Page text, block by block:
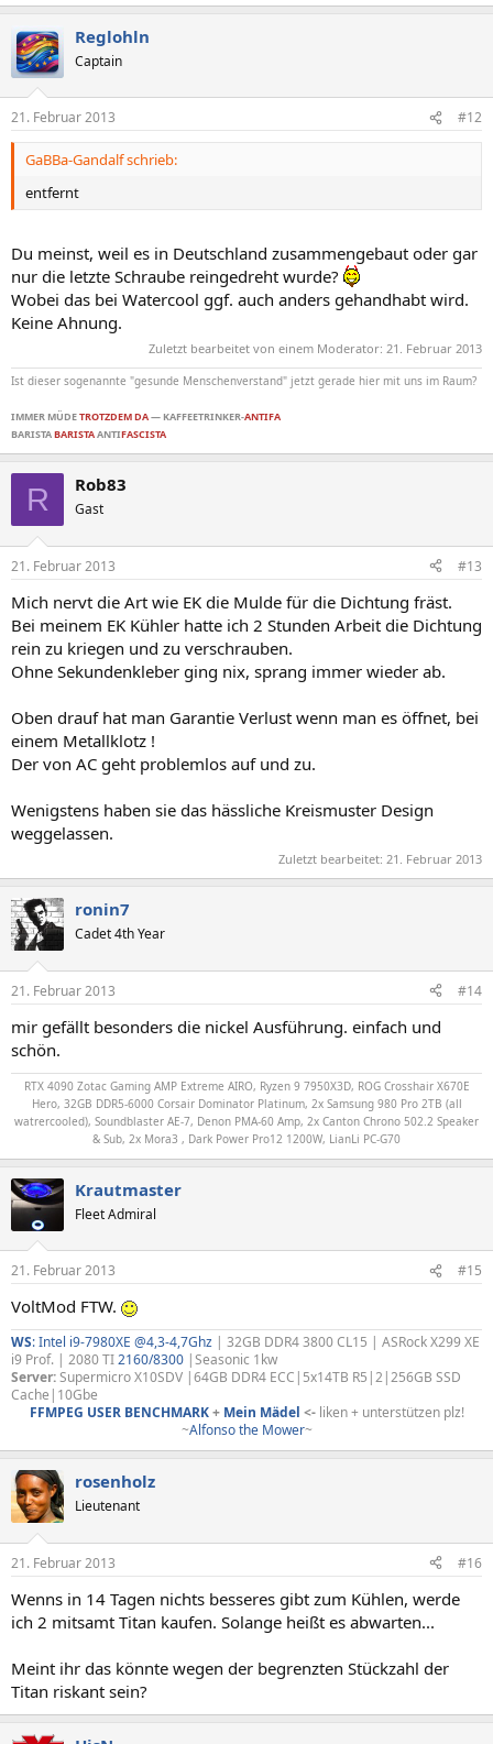
Reglohln
Captain
21. Februar 2013 #12
GaBBa-Gandalf schrieb:
entfernt
Du meinst, weil es in Deutschland zusammengebaut oder gar
nur die letzte Schraube reingedreht wurde?
Wobei das bei Watercool ggf. auch anders gehandhabt wird.
Keine Ahnung.
Zuletzt bearbeitet von einem Moderator: 21. Februar 2013
Ist dieser sogenannte "gesunde Menschenverstand" jetzt gerade hier mit uns im Raum?
IMMER MÜDETROTZDEM DA— KAFFEETRINKER-ANTIFA
BARISTABARISTAANTIFASCISTA
R Rob83
Gast
21. Februar 2013 #13
Mich nervt die Art wie EK die Mulde für die Dichtung fräst.
Bei meinem EK Kühler hatte ich 2 Stunden Arbeit die Dichtung
rein zu kriegen und zu verschrauben.
Ohne Sekundenkleber ging nix, sprang immer wieder ab.
Oben drauf hat man Garantie Verlust wenn man es öffnet, bei
einem Metallklotz !
Der von AC geht problemlos auf und zu.
Wenigstens haben sie das hässliche Kreismuster Design
weggelassen.
Zuletzt bearbeitet: 21. Februar 2013
ronin7
Cadet 4th Year
21. Februar 2013 #14
mir gefällt besonders die nickel Ausführung. einfach und
schön.
RTX 4090 Zotac Gaming AMP Extreme AIRO, Ryzen 9 7950X3D, ROG Crosshair X670E
Hero, 32GB DDR5-6000 Corsair Dominator Platinum, 2x Samsung 980 Pro 2TB (all
watrercooled), Soundblaster AE-7, Denon PMA-60 Amp, 2x Canton Chrono 502.2 Speaker
& Sub, 2x Mora3 , Dark Power Pro12 1200W, LianLi PC-G70
Krautmaster
Fleet Admiral
21. Februar 2013 #15
VoltMod FTW.
WS:Intel i9-7980XE @4,3-4,7Ghz | 32GB DDR4 3800 CL15 | ASRock X299 XE
i9 Prof. | 2080 TI2160/8300 |Seasonic 1kw
Server:Supermicro X10SDV |64GB DDR4 ECC|5x14TB R5|2|256GB SSD
Cache|10Gbe
FFMPEG USER BENCHMARK+ Mein Mädel <-liken + unterstützen plz!
~Alfonso the Mower~​
rosenholz
Lieutenant
21. Februar 2013 #16
Wenns in 14 Tagen nichts besseres gibt zum Kühlen, werde
ich 2 mitsamt Titan kaufen. Solange heißt es abwarten...
Meint ihr das könnte wegen der begrenzten Stückzahl der
Titan riskant sein?